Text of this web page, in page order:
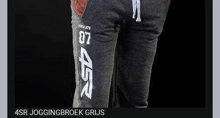
4SR JOGGINGBROEK GRIJS